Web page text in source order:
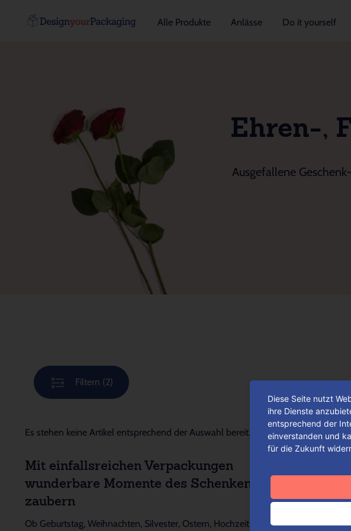
Alle Produkte Anlässe Do it yourself
Ehren-,
Ausgefallene
Filtern (2)
Es stehen keine Artikel entsprechend der Auswahl bereit.
Mit einfallsreichen Verpackungen
wunderbare Momente des Schenkens
zaubern
Ob Geburtstag, Weihnachten, Silvester, Ostern, Hochzeit,
So groß die
Diese Seite nutzt
ihre Dienste
entsprechend der
einverstanden und
für die Zukunft